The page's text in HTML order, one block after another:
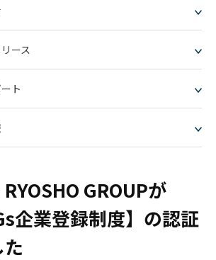
ース
ト
GROUPが
企業登録制度】の認証